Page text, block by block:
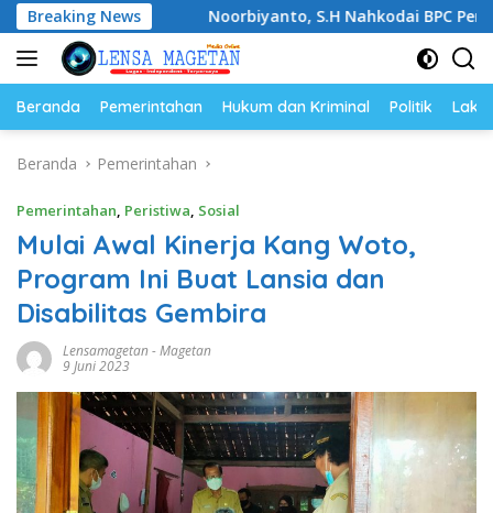
Langsung
ke
konten
Breaking NewsNoorbiyanto, S.H Nahkodai BPC Peradin Magetan
Beranda Pemerintahan Hukum dan Kriminal Politik
Beranda Pemerintahan
Pemerintahan, Peristiwa, Sosial
Mulai Awal Kinerja Kang Woto,
Program Ini Buat Lansia dan
Disabilitas Gembira
Lensamagetan-Magetan
9 Juni 2023